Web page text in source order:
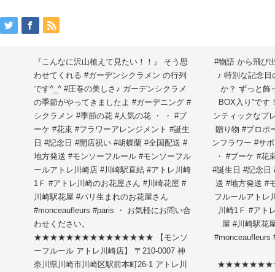
『こんなに沢山植えて見たい！！』 そう思
わせてくれる #ガーデンシクラメン の行列
です^_^ #圧巻の美しさ♪ ガーデンシクラメ
の季節がやってきましたよ #ガーデニング #
シクラメン #季節の花 #人気の花 ・ ・ #ブ
ーケ #花束 #フラワーアレンジメント #誕生
日 #記念日 #開店祝い #胡蝶蘭 #全国配送 #
地方発送 #モンソーフルール #モンソーフル
ールアトレ川崎店 #川崎駅直結 #アトレ川崎
1Ｆ #アトレ川崎のお花屋さん #川崎花屋 #
川崎駅花屋 #パリ生まれのお花屋さん
#monceaufleurs #paris ・ お気軽にお問い合
わせください。
★★★★★★★★★★★★★★★ 【モンソ
ーフルール アトレ川崎店】 〒210-0007 神
奈川県川崎市川崎区駅前本町26-1 アトレ川
#物語 から飛び
♪ 特別な記念
か？ ずっと飾
BOX入り”です
ンティックなプ
贈り物 #プロポ
ンフラワー #サ
・ #ブーケ #花
#誕生日 #記念日
送 #地方発送 #
フルールアトレ
川崎1Ｆ #アト
屋 #川崎駅花
#monceaufleurs